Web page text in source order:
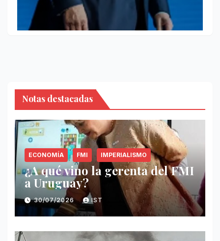
Notas destacadas
ECONOMÍA FMI IMPERIALISMO
¿A qué vino la gerenta del FMI
a Uruguay?
30/07/2026 IST